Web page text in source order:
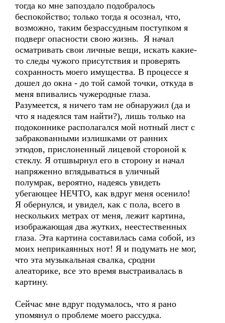
тогда ко мне запоздало подобралось
беспокойство; только тогда я осознал, что,
возможно, таким безрассудным поступком я
подверг опасности свою жизнь. Я начал
осматривать свои личные вещи, искать какие-
то следы чужого присутствия и проверять
сохранность моего имущества. В процессе я
дошел до окна - до той самой точки, откуда в
меня впивались чужеродные глаза.
Разумеется, я ничего там не обнаружил (да и
что я надеялся там найти?), лишь только на
подоконнике располагался мой нотный лист с
забракованными излишками от ранних
этюдов, прислоненный лицевой стороной к
стеклу. Я отшвырнул его в сторону и начал
напряженно вглядываться в уличный
полумрак, вероятно, надеясь увидеть
убегающее НЕЧТО, как вдруг меня осенило!
Я обернулся, и увидел, как с пола, всего в
нескольких метрах от меня, лежит картина,
изображающая два жутких, неестественных
глаза. Эта картина составилась сама собой, из
моих неприкаянных нот! Я и подумать не мог,
что эта музыкальная свалка, сродни
алеаторике, все это время выстраивалась в
картину.
Сейчас мне вдруг подумалось, что я рано
упомянул о проблеме моего рассудка.